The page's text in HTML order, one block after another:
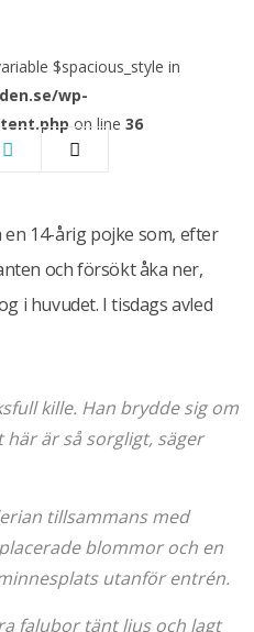
$spacious_style in
wp-
on line 36
en 14-årig pojke som, efter
och försökt åka ner,
i huvudet. I tisdags avled
kille. Han brydde sig om
är så sorgligt, säger
tillsammans med
blommor och en
utanför entrén.
falubor tänt ljus och lagt